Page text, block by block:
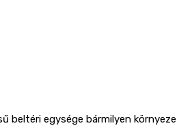
beltéri egysége bármilyen